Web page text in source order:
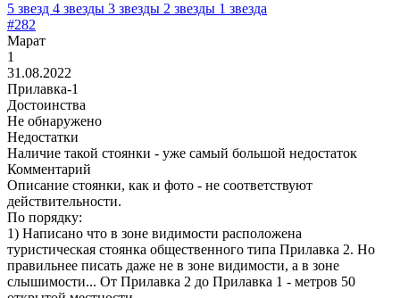
5 звезд 4 звезды 3 звезды 2 звезды 1 звезда
#282
Марат
1
31.08.2022
Прилавка-1
Достоинства
Не обнаружено
Недостатки
Наличие такой стоянки - уже самый большой недостаток
Комментарий
Описание стоянки, как и фото - не соответствуют
действительности.
По порядку:
1) Написано что в зоне видимости расположена
туристическая стоянка общественного типа Прилавка 2. Но
правильнее писать даже не в зоне видимости, а в зоне
слышимости... От Прилавка 2 до Прилавка 1 - метров 50